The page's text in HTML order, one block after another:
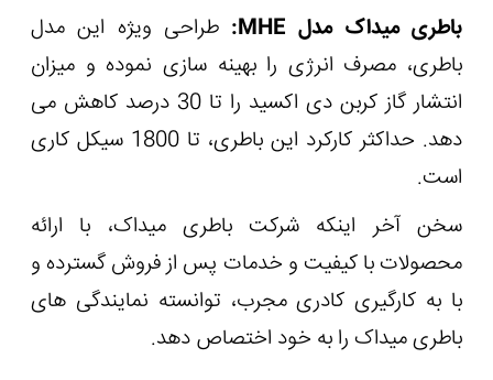
باطری میداک مدل MHE:
طراحی ویژه این مدل
باطری، مصرف انرژی را بهینه سازی نموده و میزان
انتشار گاز کربن دی اکسید را تا 30 درصد کاهش می
دهد. حداکثر کارکرد این باطری، تا 1800 سیکل کاری
است.
سخن آخر اینکه شرکت باطری میداک، با ارائه
محصولات با کیفیت و خدمات پس از فروش گسترده و
با به کارگیری کادری مجرب، توانسته نمایندگی های
باطری میداک را به خود اختصاص دهد.